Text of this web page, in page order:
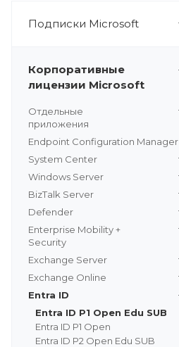
Подписки Microsoft
Корпоративные
лицензии Microsoft
Отдельные
приложения
Endpoint Configuration Manager
System Center
Windows Server
BizTalk Server
Defender
Enterprise Mobility +
Security
Exchange Server
Exchange Online
Entra ID
Entra ID P1 Open Edu SUB
Entra ID P1 Open
Entra ID P2 Open Edu SUB